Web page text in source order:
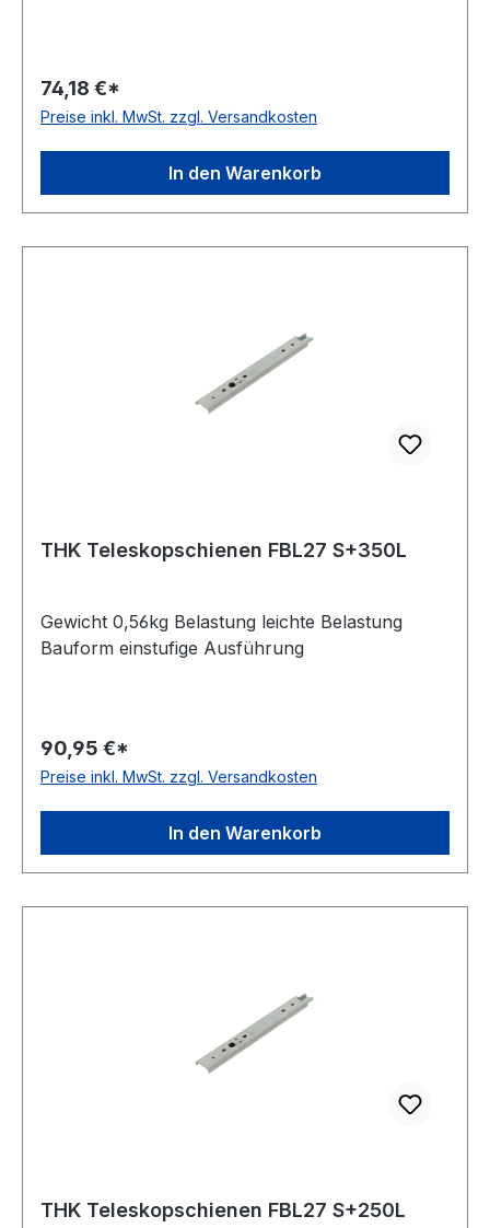
74,18 €*
Preise inkl. MwSt. zzgl. Versandkosten
In den Warenkorb
THK Teleskopschienen FBL27 S+350L
Gewicht 0,56kg Belastung leichte Belastung
Bauform einstufige Ausführung
90,95 €*
Preise inkl. MwSt. zzgl. Versandkosten
In den Warenkorb
THK Teleskopschienen FBL27 S+250L